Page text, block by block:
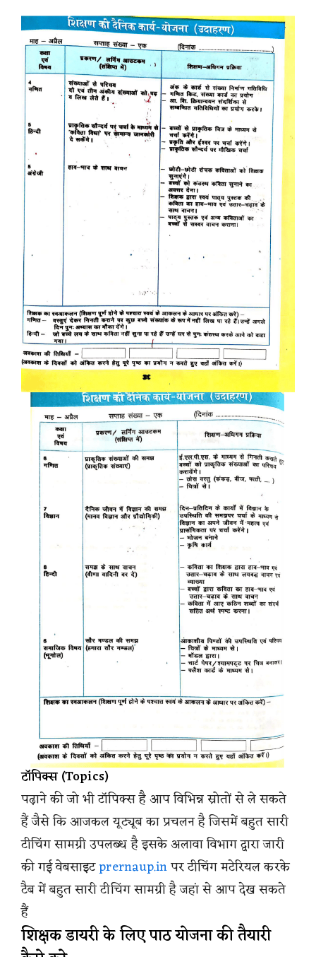
टॉपिक्स (Topics)
पढ़ाने की जो भी टॉपिक्स है आप विभिन्न स्रोतों से ले सकते
हैं जैसे कि आजकल यूट्यूब का प्रचलन है जिसमें बहुत सारी
टीचिंग सामग्री उपलब्ध है इसके अलावा विभाग द्वारा जारी
की गई वेबसाइटprernaup.inपर टीचिंग मटेरियल करके
टैब में बहुत सारी टीचिंग सामग्री है जहां से आप देख सकते
हैं
शिक्षक डायरी के लिए पाठ योजना की तैयारी